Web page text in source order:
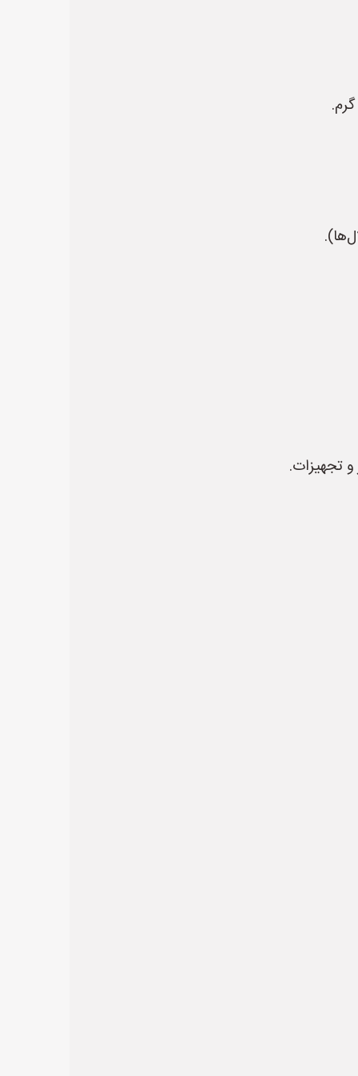
تجهیزات.